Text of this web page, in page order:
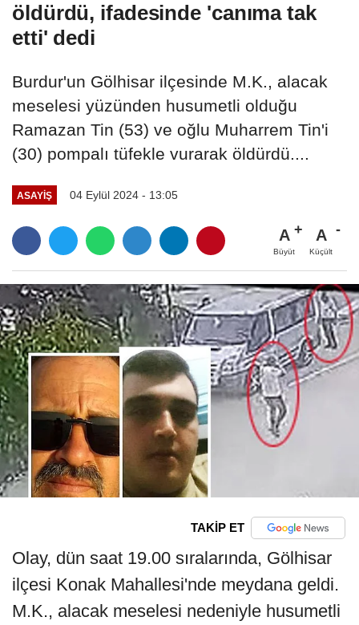
öldürdü, ifadesinde 'canıma tak
etti' dedi
Burdur'un Gölhisar ilçesinde M.K., alacak
meselesi yüzünden husumetli olduğu
Ramazan Tin (53) ve oğlu Muharrem Tin'i
(30) pompalı tüfekle vurarak öldürdü....
ASAYIŞ 04 Eylül 2024 - 13:05
A
Büyüt
A
Küçült
TAKİP ET
Olay, dün saat 19.00 sıralarında, Gölhisar
ilçesi Konak Mahallesi'nde meydana geldi.
M.K., alacak meselesi nedeniyle husumetli